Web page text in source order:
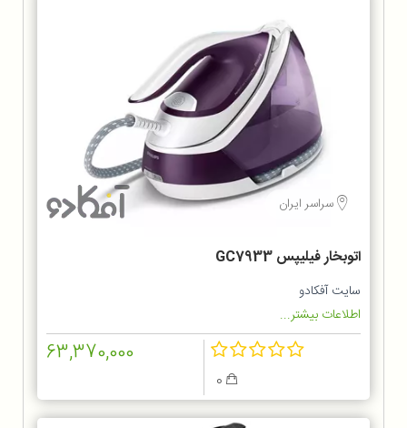
سراسر ایران
اتوبخار فیلیپس GC7933
سایت آفکادو
اطلاعات بیشتر...
63,370,000